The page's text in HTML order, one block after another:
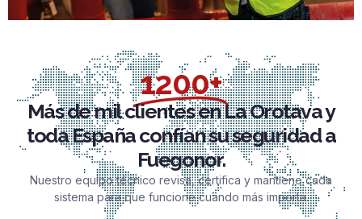
1200+
Más de mil clientes en La Orotava y
toda España confían su seguridad a
Fuegonor.
Nuestro equipo técnico revisa, certifica y mantiene cada
sistema para que funcione cuando más importa.